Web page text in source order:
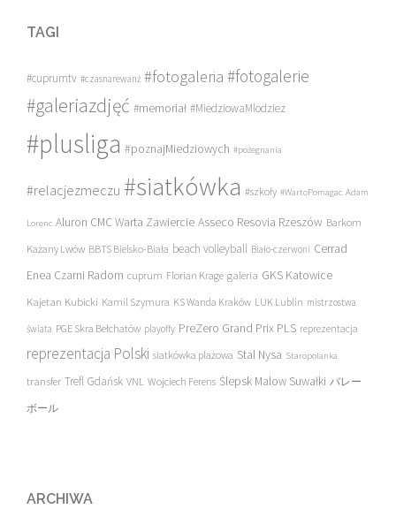
TAGI
#cuprumtv #czasnarewanż #fotogaleria #fotogalerie
#galeriazdjęć #memoriał #MiedziowaMlodziez
#plusliga #poznajMiedziowych #pożegnania
#relacjezmeczu #siatkówka #szkoły #WartoPomagac Adam
Lorenc Aluron CMC Warta Zawiercie Asseco Resovia Rzeszów Barkom
Każany Lwów BBTS Bielsko-Biała beach volleyball Biało-czerwoni Cerrad
Enea Czarni Radom cuprum Florian Krage galeria GKS Katowice
Kajetan Kubicki Kamil Szymura KS Wanda Kraków LUK Lublin mistrzostwa
świata PGE Skra Bełchatów playoffy PreZero Grand Prix PLS reprezentacja
reprezentacja Polski siatkówka plażowa Stal Nysa Staropolanka
transfer Trefl Gdańsk VNL Wojciech Ferens Ślepsk Malow Suwałki バレー
ボール
ARCHIWA